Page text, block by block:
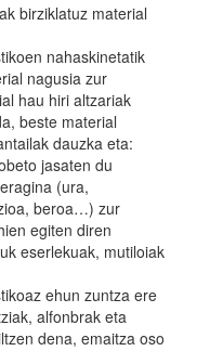
birziklatuz material
nahaskinetatik
nagusia zur
hau hiri altzariak
beste material
dauzka eta:
jasaten du
(ura,
beroa…) zur
egiten diren
eserlekuak, mutiloiak
ehun zuntza ere
alfonbrak eta
dena, emaitza oso